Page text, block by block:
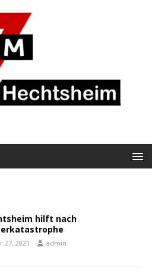
hilft nach
27, 2021 admin